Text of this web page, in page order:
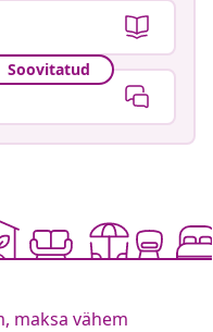
Soovitatud
maksa vähem